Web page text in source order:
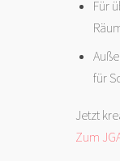
Für
für
Jetzt
Zum